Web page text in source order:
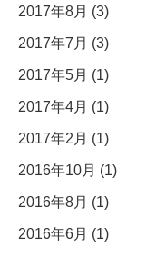
2017年8月 (3)
2017年7月 (3)
2017年5月 (1)
2017年4月 (1)
2017年2月 (1)
2016年10月 (1)
2016年8月 (1)
2016年6月 (1)